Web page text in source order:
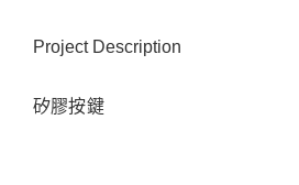
Project Description
矽膠按鍵